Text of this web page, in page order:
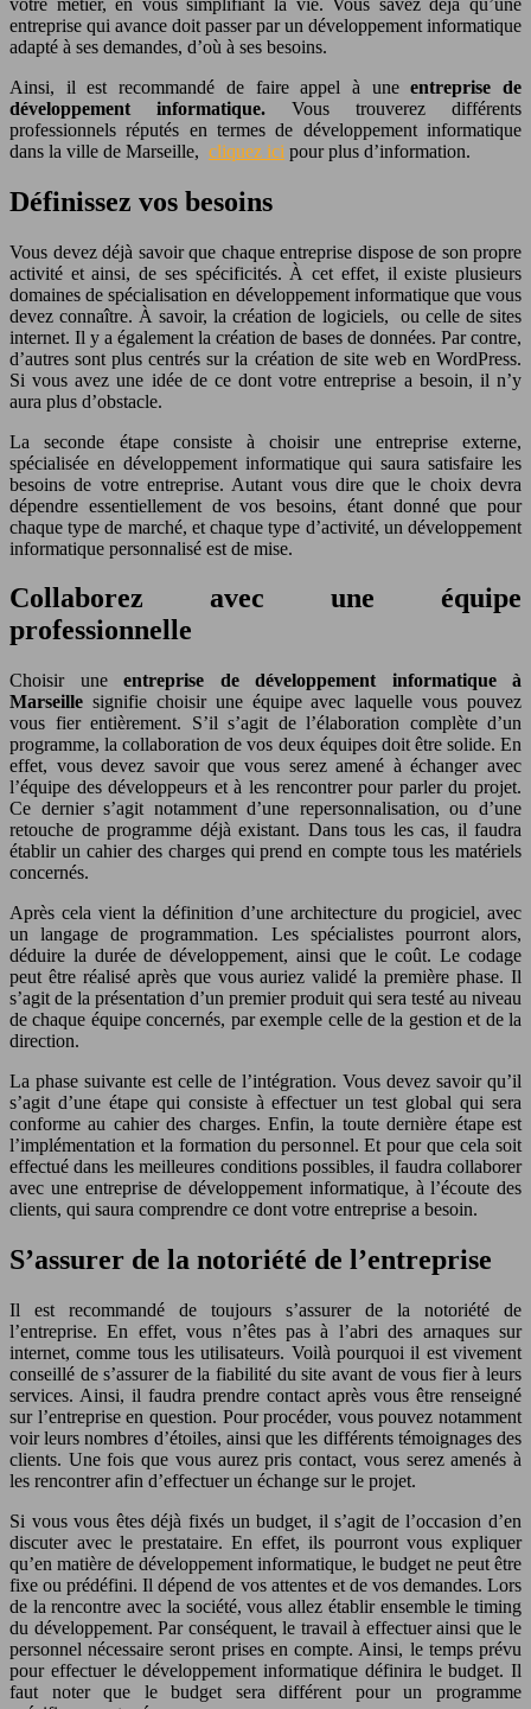
entreprise qui avance doit passer par un développement informatique
adapté à ses demandes, d’où à ses besoins.
Ainsi, il est recommandé de faire appel à uneentreprise de
développement informatique. Vous trouverez différents
professionnels réputés en termes de développement informatique
dans la ville de Marseille, cliquez ici pour plus d’information.
Définissez vos besoins
Vous devez déjà savoir que chaque entreprise dispose de son propre
activité et ainsi, de ses spécificités. À cet effet, il existe plusieurs
domaines de spécialisation en développement informatique que vous
devez connaître. À savoir, la création de logiciels, ou celle de sites
internet. Il y a également la création de bases de données. Par contre,
d’autres sont plus centrés sur la création de site web en WordPress.
Si vous avez une idée de ce dont votre entreprise a besoin, il n’y
aura plus d’obstacle.
La seconde étape consiste à choisir une entreprise externe,
spécialisée en développement informatique qui saura satisfaire les
besoins de votre entreprise. Autant vous dire que le choix devra
dépendre essentiellement de vos besoins, étant donné que pour
chaque type de marché, et chaque type d’activité, un développement
informatique personnalisé est de mise.
Collaborez avec une équipe
professionnelle
Choisir une entreprise de développement informatique à
Marseille signifie choisir une équipe avec laquelle vous pouvez
vous fier entièrement. S’il s’agit de l’élaboration complète d’un
programme, la collaboration de vos deux équipes doit être solide. En
effet, vous devez savoir que vous serez amené à échanger avec
l’équipe des développeurs et à les rencontrer pour parler du projet.
Ce dernier s’agit notamment d’une repersonnalisation, ou d’une
retouche de programme déjà existant. Dans tous les cas, il faudra
établir un cahier des charges qui prend en compte tous les matériels
concernés.
Après cela vient la définition d’une architecture du progiciel, avec
un langage de programmation. Les spécialistes pourront alors,
déduire la durée de développement, ainsi que le coût. Le codage
peut être réalisé après que vous auriez validé la première phase. Il
s’agit de la présentation d’un premier produit qui sera testé au niveau
de chaque équipe concernés, par exemple celle de la gestion et de la
direction.
La phase suivante est celle de l’intégration. Vous devez savoir qu’il
s’agit d’une étape qui consiste à effectuer un test global qui sera
conforme au cahier des charges. Enfin, la toute dernière étape est
l’implémentation et la formation du personnel. Et pour que cela soit
effectué dans les meilleures conditions possibles, il faudra collaborer
avec une entreprise de développement informatique, à l’écoute des
clients, qui saura comprendre ce dont votre entreprise a besoin.
S’assurer de la notoriété de l’entreprise
Il est recommandé de toujours s’assurer de la notoriété de
l’entreprise. En effet, vous n’êtes pas à l’abri des arnaques sur
internet, comme tous les utilisateurs. Voilà pourquoi il est vivement
conseillé de s’assurer de la fiabilité du site avant de vous fier à leurs
services. Ainsi, il faudra prendre contact après vous être renseigné
sur l’entreprise en question. Pour procéder, vous pouvez notamment
voir leurs nombres d’étoiles, ainsi que les différents témoignages des
clients. Une fois que vous aurez pris contact, vous serez amenés à
les rencontrer afin d’effectuer un échange sur le projet.
Si vous vous êtes déjà fixés un budget, il s’agit de l’occasion d’en
discuter avec le prestataire. En effet, ils pourront vous expliquer
qu’en matière de développement informatique, le budget ne peut être
fixe ou prédéfini. Il dépend de vos attentes et de vos demandes. Lors
de la rencontre avec la société, vous allez établir ensemble le timing
du développement. Par conséquent, le travail à effectuer ainsi que le
personnel nécessaire seront prises en compte. Ainsi, le temps prévu
pour effectuer le développement informatique définira le budget. Il
faut noter que le budget sera différent pour un programme